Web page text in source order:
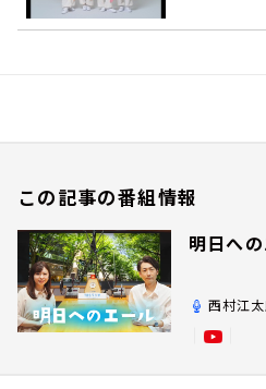
この記事の番組情報
明日へ
西村江